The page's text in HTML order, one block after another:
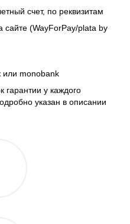
счет, по реквизитам
сайте (WayForPay/plata by
или monobank
гарантии у каждого
указан в описании